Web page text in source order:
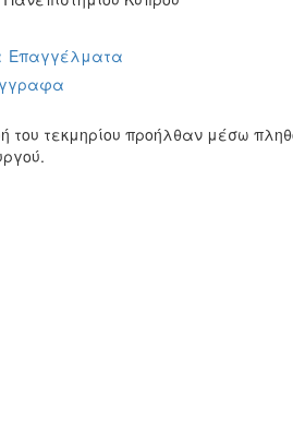
Επαγγέλματα
του τεκμηρίου προήλθαν μέσω